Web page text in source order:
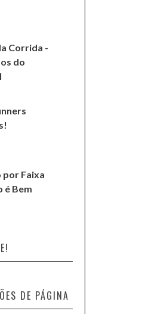
Corrida -
do
por Faixa
é Bem
DE PÁGINA